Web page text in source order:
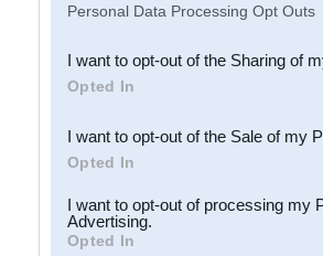
Downstream Participants
third parties.
Personal Data Processing Opt Outs
I want to opt-out of the Sharing of
Opted In
I want to opt-out of the Sale of my
Opted In
I want to opt-out of processing my
Advertising.
Opted In